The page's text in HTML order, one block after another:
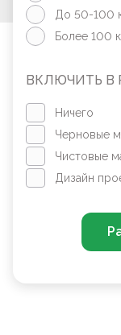
До 50-100
Более 100
ВКЛЮЧИТЬ В
Ничего
Черновые
Чистовые
Дизайн